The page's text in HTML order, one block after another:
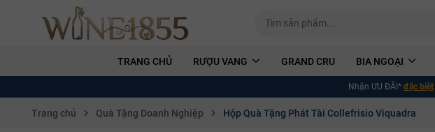
TRANG CHỦ RƯỢU VANG GRAND CRU BIA NGOẠI
Nhận ƯU ĐÃI* đặc biệt
Trang chủ Quà Tặng Doanh Nghiệp Hộp Quà Tặng Phát Tài Collefrisio Viquadra